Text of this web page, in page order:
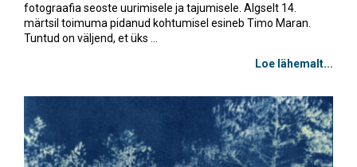
fotograafia seoste uurimisele ja tajumisele. Algselt 14.
märtsil toimuma pidanud kohtumisel esineb Timo Maran.
Tuntud on väljend, et üks ...
Loe lähemalt...